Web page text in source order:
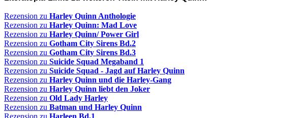
Rezension zu Harley Quinn Anthologie
Rezension zu Harley Quinn: Mad Love
Rezension zu Harley Quinn/ Power Girl
Rezension zu Gotham City Sirens Bd.2
Rezension zu Gotham City Sirens Bd.3
Rezension zu Suicide Squad Megaband 1
Rezension zu Suicide Squad - Jagd auf Harley Quinn
Rezension zu Harley Quinn und die Harley-Gang
Rezension zu Harley Quinn liebt den Joker
Rezension zu Old Lady Harley
Rezension zu Batman und Harley Quinn
Rezension zu Harleen Bd.1